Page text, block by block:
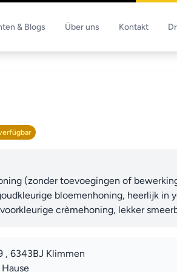
& Blogs Über uns Kontakt
(zonder toevoegingen of
bloemenhoning, heerlijk in
crèmehoning, lekker
, 6343BJ Klimmen